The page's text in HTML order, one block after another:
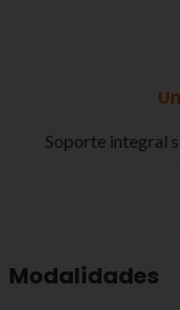
Soporte integral
Modalidades